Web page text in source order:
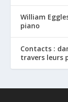
William
piano
Contacts :
travers leurs